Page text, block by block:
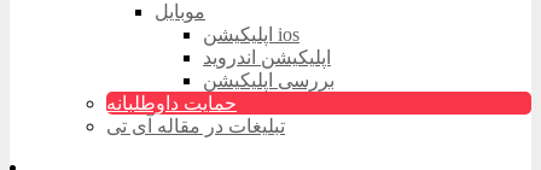
موبایل
اپلیکیشن ios
اپلیکیشن اندروید
بررسی اپلیکیشن
حمایت داوطلبانه
تبلیغات در مقاله آی تی